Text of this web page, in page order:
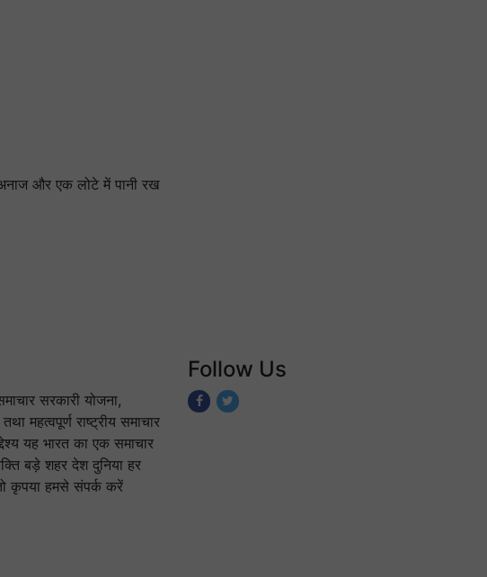
और एक लोटे में पानी रख
सरकारी योजना,
महत्वपूर्ण राष्ट्रीय समाचार
यह भारत का एक समाचार
बड़े शहर देश दुनिया हर
कृपया हमसे संपर्क करें
Follow Us